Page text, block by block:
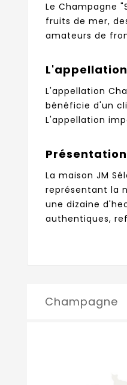
Le Champagne
fruits de mer,
amateurs de
L'appellation
bénéficie d'un
L'appellation
La maison JM
représentant la
une dizaine
authentiques,
Champagne